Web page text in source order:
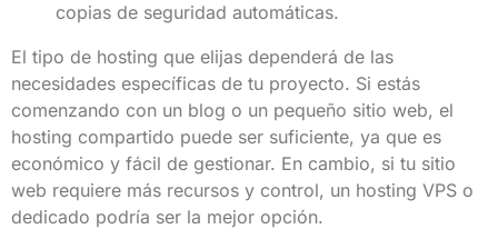
copias de seguridad automáticas.
El tipo de hosting que elijas dependerá de las
necesidades específicas de tu proyecto. Si estás
comenzando con un blog o un pequeño sitio web, el
hosting compartido puede ser suficiente, ya que es
económico y fácil de gestionar. En cambio, si tu sitio
web requiere más recursos y control, un hosting VPS o
dedicado podría ser la mejor opción.